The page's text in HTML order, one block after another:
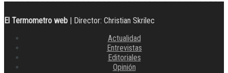
El Termometro web | Director: Christian Skrilec
Actualidad
Entrevistas
Editoriales
Opinión